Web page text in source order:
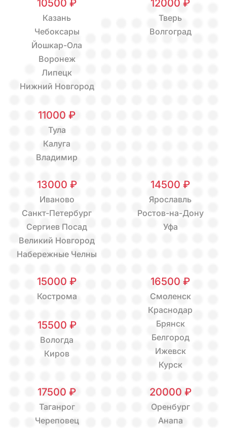
10500 ₽
Казань
Чебоксары
Йошкар-Ола
Воронеж
Липецк
Нижний Новгород
11000 ₽
Тула
Калуга
Владимир
12000 ₽
Тверь
Волгоград
13000 ₽
Иваново
Санкт-Петербург
Сергиев Посад
Великий Новгород
Набережные Челны
14500 ₽
Ярославль
Ростов-на-Дону
Уфа
15000 ₽
Кострома
15500 ₽
Вологда
Киров
16500 ₽
Смоленск
Краснодар
Брянск
Белгород
Ижевск
Курск
17500 ₽
Таганрог
Череповец
20000 ₽
Оренбург
Анапа